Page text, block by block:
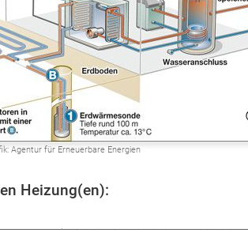
Agentur für Erneuerbare Energien
Heizung(en):